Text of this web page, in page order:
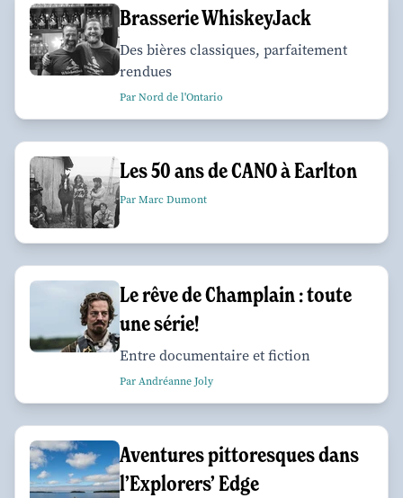
Brasserie WhiskeyJack
Des bières classiques, parfaitement
rendues
Par Nord de l'Ontario
Les 50 ans de CANO à Earlton
Par Marc Dumont
Le rêve de Champlain : toute
une série!
Entre documentaire et fiction
Par Andréanne Joly
Aventures pittoresques dans
l’Explorers’ Edge